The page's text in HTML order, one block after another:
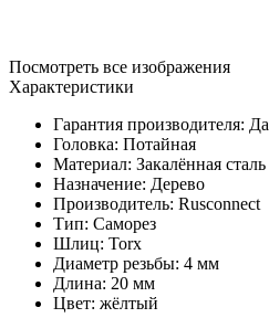
Посмотреть все изображения
Характеристики
Гарантия производителя: Да
Головка: Потайная
Материал: Закалённая сталь
Назначение: Дерево
Производитель: Rusconnect
Тип: Саморез
Шлиц: Torx
Диаметр резьбы: 4 мм
Длина: 20 мм
Цвет: жёлтый